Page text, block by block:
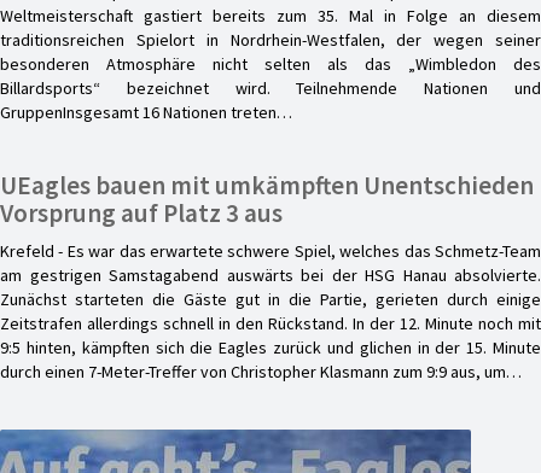
Weltmeisterschaft gastiert bereits zum 35. Mal in Folge an diesem
traditionsreichen Spielort in Nordrhein-Westfalen, der wegen seiner
besonderen Atmosphäre nicht selten als das „Wimbledon des
Billardsports“ bezeichnet wird. Teilnehmende Nationen und
GruppenInsgesamt 16 Nationen treten…
UEagles bauen mit umkämpften Unentschieden
Vorsprung auf Platz 3 aus
Krefeld - Es war das erwartete schwere Spiel, welches das Schmetz-Team
am gestrigen Samstagabend auswärts bei der HSG Hanau absolvierte.
Zunächst starteten die Gäste gut in die Partie, gerieten durch einige
Zeitstrafen allerdings schnell in den Rückstand. In der 12. Minute noch mit
9:5 hinten, kämpften sich die Eagles zurück und glichen in der 15. Minute
durch einen 7-Meter-Treffer von Christopher Klasmann zum 9:9 aus, um…